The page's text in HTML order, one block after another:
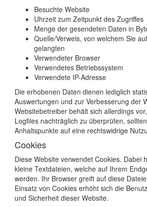
Besuchte Website
Uhrzeit zum Zeitpunkt des Zugriffes
Menge der gesendeten Daten in
Quelle/Verweis, von welchem Sie
gelangten
Verwendeter Browser
Verwendetes Betriebssystem
Verwendete IP-Adresse
Die erhobenen Daten dienen lediglich
Auswertungen und zur Verbesserung der
Websitebetreiber behält sich allerdings
Logfiles nachträglich zu überprüfen,
Anhaltspunkte auf eine rechtswidrige
Cookies
Diese Website verwendet Cookies. Dabei
kleine Textdateien, welche auf Ihrem
werden. Ihr Browser greift auf diese
Einsatz von Cookies erhöht sich die
und Sicherheit dieser Website.